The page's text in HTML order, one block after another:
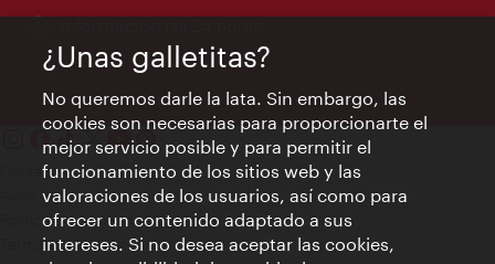
Contacto
Aviso legal
Política de privacidad de datos
Terms of Use
¿Unas galletitas?
No queremos darle la lata. Sin embargo, las
cookies son necesarias para proporcionarte el
mejor servicio posible y para permitir el
funcionamiento de los sitios web y las
valoraciones de los usuarios, así como para
ofrecer un contenido adaptado a sus
intereses. Si no desea aceptar las cookies,